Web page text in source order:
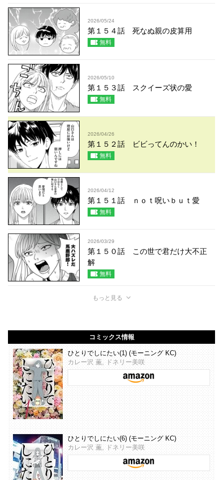
2026/05/24
第１５４話 死なぬ親の皮算用
無料
2026/05/10
第１５３話 スクイーズ状の愛
無料
2026/04/26
第１５２話 ビビってんのかい！
無料
2026/04/12
第１５１話 ｎｏｔ呪いｂｕｔ愛
無料
2026/03/29
第１５０話 この世で君だけ大不正
解
無料
もっと見る
コミックス情報
ひとりでしにたい(1) (モーニング KC)
カレー沢 薫, ドネリー美咲
ひとりでしにたい(6) (モーニング KC)
カレー沢 薫, ドネリー美咲